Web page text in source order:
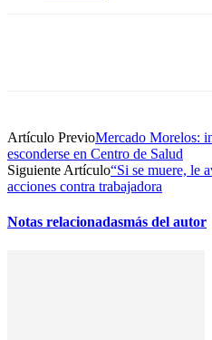
Artículo PrevioMercado Morelos:
esconderse en Centro de Salud
Siguiente Artículo“Si se muere, le
acciones contra trabajadora
Notas relacionadasmás del autor